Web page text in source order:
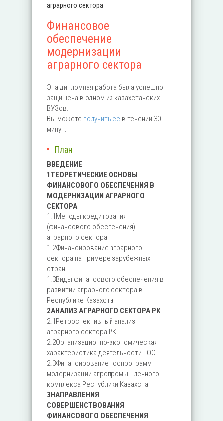
аграрного сектора
Финансовое
обеспечение
модернизации
аграрного сектора
Эта дипломная работа была успешно
защищена в одном из казахстанских
ВУЗов.
Вы можете получить ее в течении 30
минут.
План
ВВЕДЕНИЕ
1ТЕОРЕТИЧЕСКИЕ ОСНОВЫ
ФИНАНСОВОГО ОБЕСПЕЧЕНИЯ В
МОДЕРНИЗАЦИИ АГРАРНОГО
СЕКТОРА
1.1Методы кредитования
(финансового обеспечения)
аграрного сектора
1.2Финансирование аграрного
сектора на примере зарубежных
стран
1.3Виды финансового обеспечения в
развитии аграрного сектора в
Республике Казахстан
2АНАЛИЗ АГРАРНОГО СЕКТОРА РК
2.1Ретроспективный анализ
аграрного сектора РК
2.2Организационно-экономическая
характеристика деятельности ТОО
2.3Финансирование госпрограмм
модернизации агропромышленного
комплекса Республики Казахстан
3НАПРАВЛЕНИЯ
СОВЕРШЕНСТВОВАНИЯ
ФИНАНСОВОГО ОБЕСПЕЧЕНИЯ